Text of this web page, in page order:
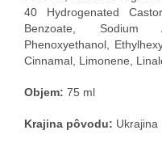
40 Hydrogenated
Benzoate, Sodium
Phenoxyethanol,
Cinnamal, Limonene,
Objem: 75 ml
Krajina pôvodu: Ukrajina